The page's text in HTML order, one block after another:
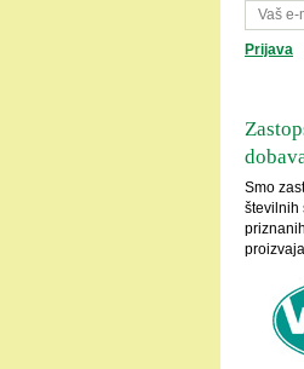
Prijava
Smo
številnih